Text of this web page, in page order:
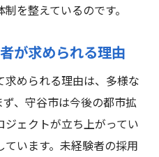
鉄筋工を学ぶ実地研修
実地研修が未経験者に
を整えているのです。
が求められる理由
められる理由は、多様な
、守谷市は今後の都市拡
ェクトが立ち上がってい
います。未経験者の採用